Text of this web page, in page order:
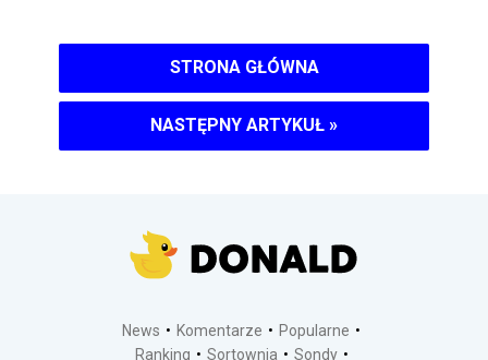
STRONA GŁÓWNA
NASTĘPNY ARTYKUŁ »
News Komentarze
Popularne
Ranking
Sortownia Sondy